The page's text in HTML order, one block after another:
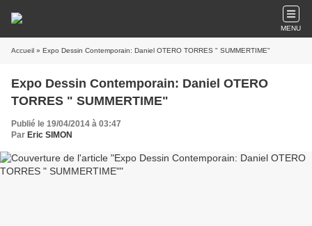
MENU
Accueil » Expo Dessin Contemporain: Daniel OTERO TORRES " SUMMERTIME"
Expo Dessin Contemporain: Daniel OTERO
TORRES " SUMMERTIME"
Publié le 19/04/2014 à 03:47
Par Eric SIMON